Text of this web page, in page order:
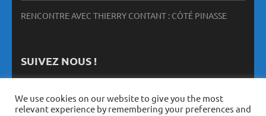
RENCONTRE AVEC THIERRY CONTANT : CÔTÉ PINASSE
SUIVEZ NOUS !
We use cookies on our website to give you the most
relevant experience by remembering your preferences and